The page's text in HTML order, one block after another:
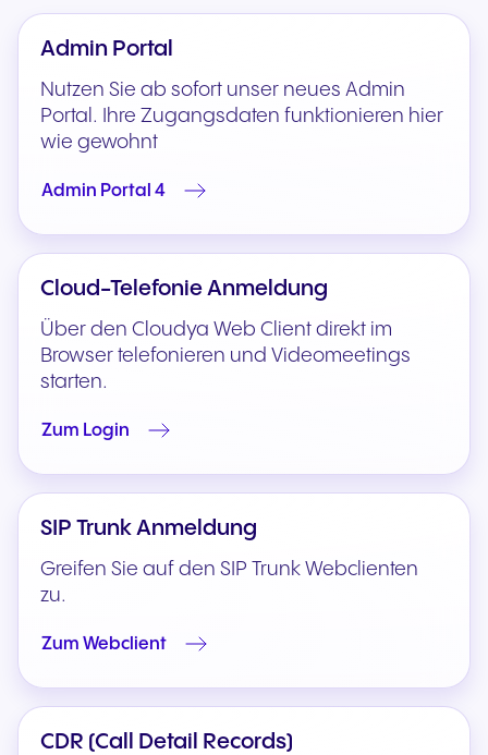
Admin Portal
Nutzen Sie ab sofort unser neues Admin
Portal. Ihre Zugangsdaten funktionieren hier
wie gewohnt
Admin Portal 4
Cloud-Telefonie Anmeldung
Über den Cloudya Web Client direkt im
Browser telefonieren und Videomeetings
starten.
Zum Login
SIP Trunk Anmeldung
Greifen Sie auf den SIP Trunk Webclienten
zu.
Zum Webclient
CDR (Call Detail Records)